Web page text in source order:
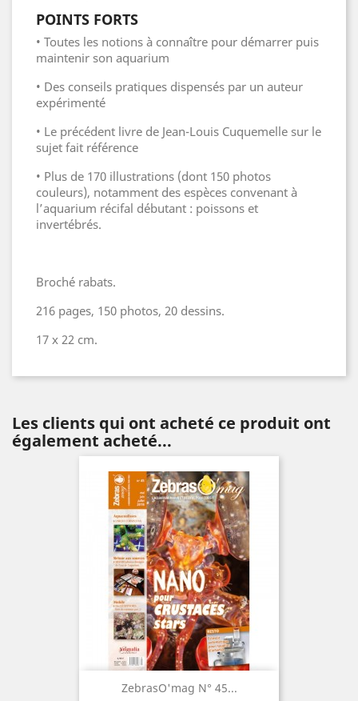
POINTS FORTS
• Toutes les notions à connaître pour démarrer puis
maintenir son aquarium
• Des conseils pratiques dispensés par un auteur
expérimenté
• Le précédent livre de Jean-Louis Cuquemelle sur le
sujet fait référence
• Plus de 170 illustrations (dont 150 photos
couleurs), notamment des espèces convenant à
l’aquarium récifal débutant : poissons et
invertébrés.
Broché rabats.
216 pages, 150 photos, 20 dessins.
17 x 22 cm.
Les clients qui ont acheté ce produit ont
également acheté...
ZebrasO'mag N° 45...